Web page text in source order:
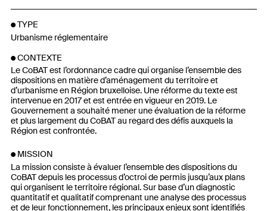
TYPE
Urbanisme réglementaire
CONTEXTE
Le CoBAT est l’ordonnance cadre qui organise l’ensemble des
dispositions en matière d’aménagement du territoire et
d’urbanisme en Région bruxelloise. Une réforme du texte est
intervenue en 2017 et est entrée en vigueur en 2019. Le
Gouvernement a souhaité mener une évaluation de la réforme
et plus largement du CoBAT au regard des défis auxquels la
Région est confrontée.
MISSION
La mission consiste à évaluer l’ensemble des dispositions du
CoBAT depuis les processus d’octroi de permis jusqu’aux plans
qui organisent le territoire régional. Sur base d’un diagnostic
quantitatif et qualitatif comprenant une analyse des processus
et de leur fonctionnement, les principaux enjeux sont identifiés